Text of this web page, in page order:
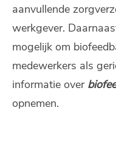
aanvullende
werkgever.
mogelijk om
medewerkers als
informatie over
opnemen.